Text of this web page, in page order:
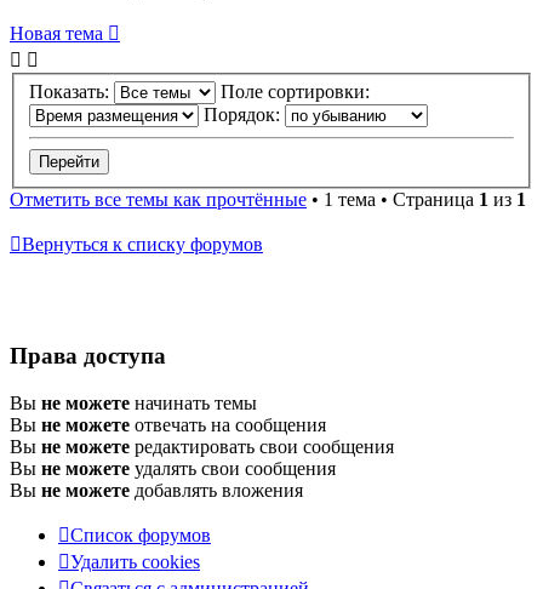
Новая
тема
Новая тема
Показать:
Поле сортировки:
Порядок:
Отметить все темы как прочтённые • 1 тема • Страница 1 из 1
Вернуться к списку форумов
Права доступа
Вы не можете начинать темы
Вы не можете отвечать на сообщения
Вы не можете редактировать свои сообщения
Вы не можете удалять свои сообщения
Вы не можете добавлять вложения
Список форумов
Удалить cookies